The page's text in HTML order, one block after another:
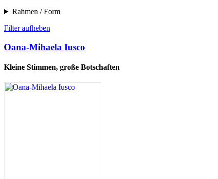
Rahmen / Form
Filter aufheben
Oana-Mihaela Iusco
Kleine Stimmen, große Botschaften